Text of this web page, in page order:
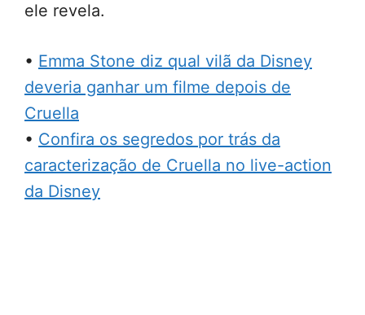
ele revela.
• Emma Stone diz qual vilã da Disney
deveria ganhar um filme depois de
Cruella
• Confira os segredos por trás da
caracterização de Cruella no live-action
da Disney